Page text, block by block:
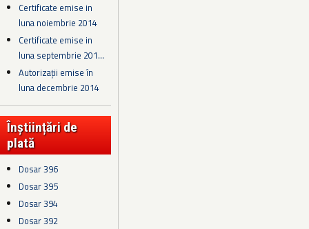
Certificate emise in
luna noiembrie 2014
Certificate emise in
luna septembrie 201...
Autorizații emise în
luna decembrie 2014
Înștiințări de
plată
Dosar 396
Dosar 395
Dosar 394
Dosar 392